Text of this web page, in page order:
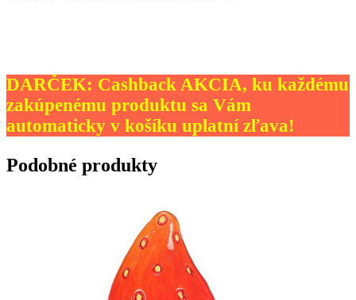
DARČEK: Cashback AKCIA, ku každému
zakúpenému produktu sa Vám
automaticky v košíku uplatní zľava!
Podobné produkty